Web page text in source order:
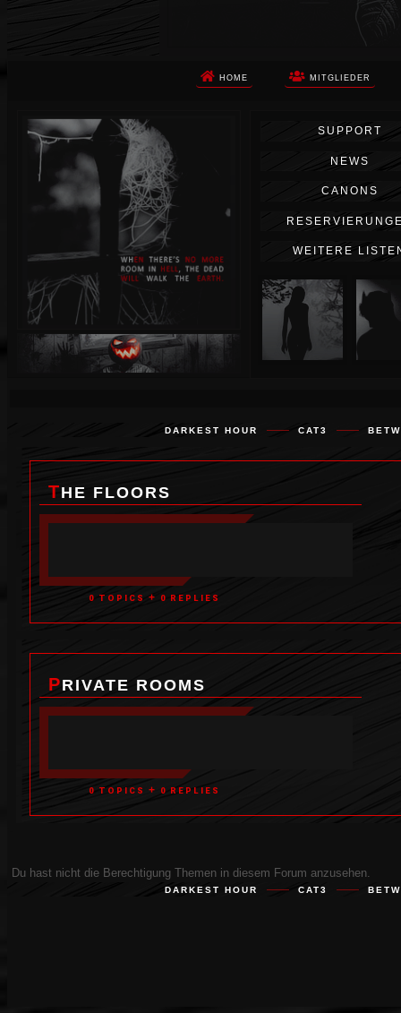
HOME MITGLIEDER
Die Apokalypse. Das ist das Wort,
das Ihnen in den Sinn kommt, als
Sie auf dem Boden aufwachen, Ihr
Körper schmerzt und Ihr Geist
wird von alptraumhaften
Erinnerungen überflutet. Vor
wenigen Augenblicken hatten Sie
noch ein ruhiges Leben geführt.
Dann begann die Erde unter Ihren
Füßen zu beben. Um Sie herum
stürzte alles ein. Die Berge
zerbrachen. Die Städte waren
nicht mehr. Die Ozeane
verschlangen alles. Tausende von
Menschen starben in weniger als
60 Sekunden. Dann wurde es
stockfinster. Aber jetzt sind Sie
hier und leben. Aber definitiv
schrecklichen Zorn abbekommen,
dass Ihre Reise noch lange nicht
zu Ende ist.
SUPPORT
NEWS
CANONS
WEITERE
DARKEST HOUR CAT3
THE FLOORS
0 TOPICS + 0 REPLIES
PRIVATE ROOMS
0 TOPICS + 0 REPLIES
Du hast nicht die Berechtigung Themen in diesem Forum anzusehen.
DARKEST HOUR CAT3